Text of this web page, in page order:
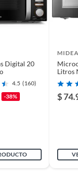
Digital 20
4.5 (160)
-38%
Litros
$